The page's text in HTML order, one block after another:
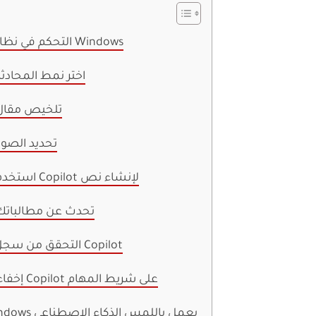
1. التحكم في نظام Windows
2. اختر نمط
3. تلخيص
4. تحديد
5. استخدم Copilot لإنشاء نص
6. تحدث عن
7. التحقق من سجل Copilot
8. إخفاء Copilot على شريط المهام